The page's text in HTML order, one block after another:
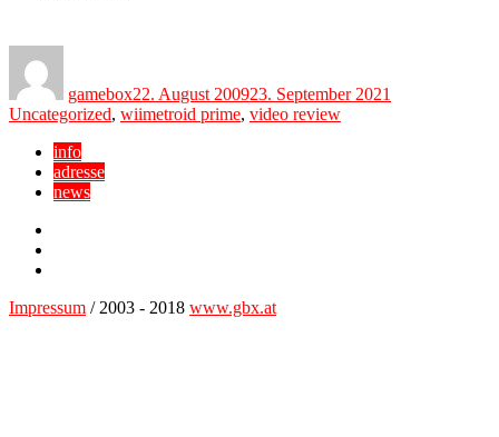
gamebox22. August 200923. September 2021
Uncategorized, wiiTags
metroid prime, video review
info
adresse
news
Impressum / 2003 - 2018 www.gbx.at